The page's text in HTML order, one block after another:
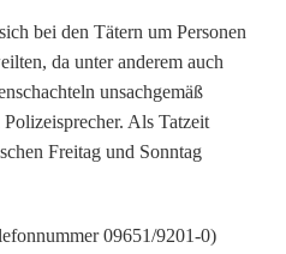
bei den Tätern um Personen
da unter anderem auch
unsachgemäß
Als Tatzeit
Freitag und Sonntag
09651/9201-0)